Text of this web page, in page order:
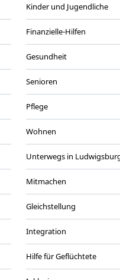
Kinder und Jugendliche
Finanzielle-Hilfen
Gesundheit
Senioren
Pflege
Wohnen
Unterwegs in
Mitmachen
Gleichstellung
Integration
Hilfe für Geflüchtete